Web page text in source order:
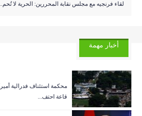
لقاء فرنجيه مع مجلس نقابة المحررين: الحرية لا
أخبار مهمة
‏محكمة استئناف فدرالية
قاعة احتف...